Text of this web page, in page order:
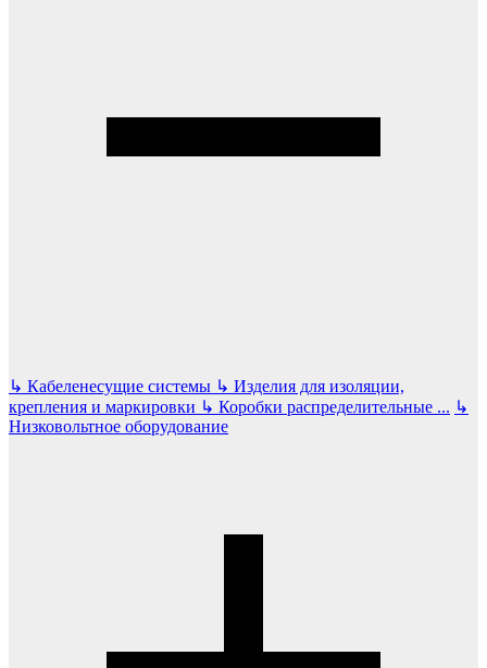
↳ Кабеленесущие системы ↳ Изделия для изоляции,
крепления и маркировки ↳ Коробки распределительные ... ↳
Низковольтное оборудование